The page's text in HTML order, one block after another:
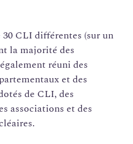
30 CLI différentes (sur un
la majorité des
réuni des
et des
de CLI, des
associations et des